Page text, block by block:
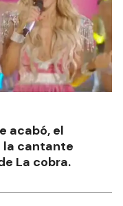
acabó, el
la cantante
La cobra.